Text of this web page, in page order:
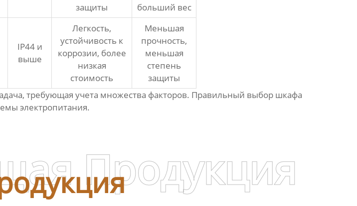
защиты
больший вес
IP44 и
выше
Легкость,
устойчивость к
коррозии, более
низкая
стоимость
Меньшая
прочность,
меньшая
степень
защиты
требующая учета множества факторов. Правильный выбор шкафа
электропитания.
Продукция